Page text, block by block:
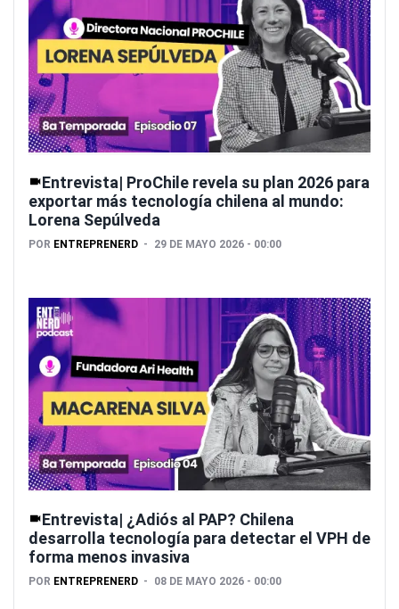
Entrevista| ProChile revela su plan 2026 para
exportar más tecnología chilena al mundo:
Lorena Sepúlveda
POR ENTREPRENERD 29 DE MAYO 2026 - 00:00
Entrevista| ¿Adiós al PAP? Chilena
desarrolla tecnología para detectar el VPH de
forma menos invasiva
POR ENTREPRENERD 08 DE MAYO 2026 - 00:00